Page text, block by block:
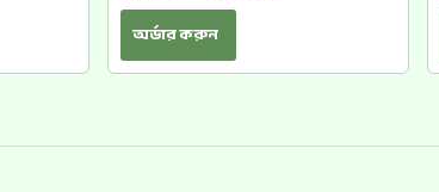
অর্ডার করুন